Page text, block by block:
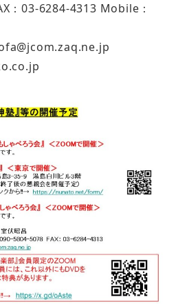
：03-6284-4313 Mobile：